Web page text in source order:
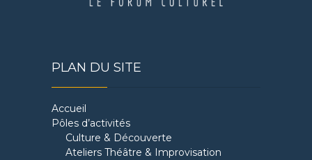
PLAN DU SITE
Accueil
Pôles d’activités
Culture & Découverte
Ateliers Théâtre & Improvisation